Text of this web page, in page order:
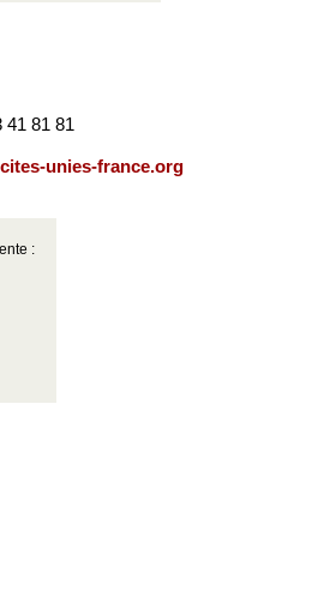
41 81 81
unies-france.org
: